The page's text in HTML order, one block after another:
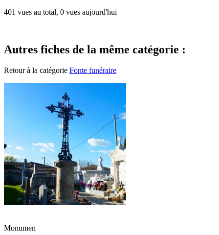
401 vues au total, 0 vues aujourd'hui
Autres fiches de la même catégorie :
Retour à la catégorie Fonte funéraire
Monumen